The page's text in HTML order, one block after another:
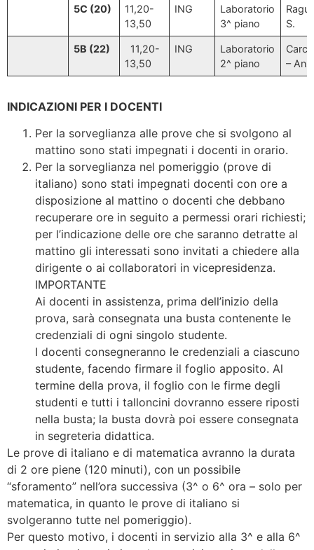
5C (20)
11,20-
13,50
ING
Laboratorio
3^ piano
S.
5B (22)
11,20-
13,50
ING
Laboratorio
2^ piano
–
INDICAZIONI PER I DOCENTI
Per la sorveglianza alle prove che si svolgono al
mattino sono stati impegnati i docenti in orario.
Per la sorveglianza nel pomeriggio (prove di
italiano) sono stati impegnati docenti con ore a
disposizione al mattino o docenti che debbano
recuperare ore in seguito a permessi orari richiesti;
per l’indicazione delle ore che saranno detratte al
mattino gli interessati sono invitati a chiedere alla
dirigente o ai collaboratori in vicepresidenza.
IMPORTANTE
Ai docenti in assistenza, prima dell’inizio della
prova, sarà consegnata una busta contenente le
credenziali di ogni singolo studente.
I docenti consegneranno le credenziali a ciascuno
studente, facendo firmare il foglio apposito. Al
termine della prova, il foglio con le firme degli
studenti e tutti i talloncini dovranno essere riposti
nella busta; la busta dovrà poi essere consegnata
in segreteria didattica.
Le prove di italiano e di matematica avranno la durata
di 2 ore piene (120 minuti), con un possibile
“sforamento” nell’ora successiva (3^ o 6^ ora – solo per
matematica, in quanto le prove di italiano si
svolgeranno tutte nel pomeriggio).
Per questo motivo, i docenti in servizio alla 3^ e alla 6^